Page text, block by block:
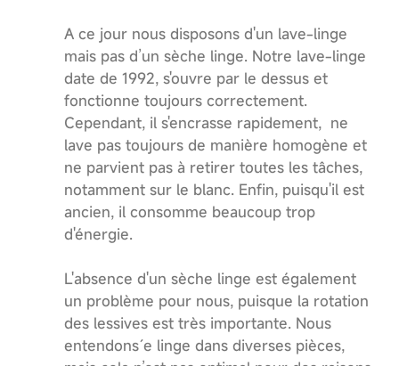
A ce jour nous disposons d'un lave-linge
mais pas d’un sèche linge. Notre lave-linge
date de 1992, s'ouvre par le dessus et
fonctionne toujours correctement.
Cependant, il s'encrasse rapidement, ne
lave pas toujours de manière homogène et
ne parvient pas à retirer toutes les tâches,
notamment sur le blanc. Enfin, puisqu'il est
ancien, il consomme beaucoup trop
d'énergie.
L'absence d'un sèche linge est également
un problème pour nous, puisque la rotation
des lessives est très importante. Nous
entendons ́e linge dans diverses pièces,